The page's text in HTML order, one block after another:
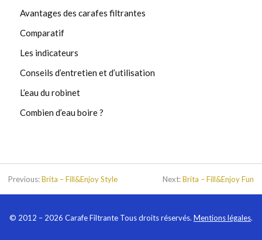
Avantages des carafes filtrantes
Comparatif
Les indicateurs
Conseils d’entretien et d’utilisation
L’eau du robinet
Combien d’eau boire ?
Previous:Brita – Fill&Enjoy Style Next:Brita – Fill&Enjoy Fun
© 2012 – 2026 Carafe Filtrante Tous droits réservés. Mentions légales.